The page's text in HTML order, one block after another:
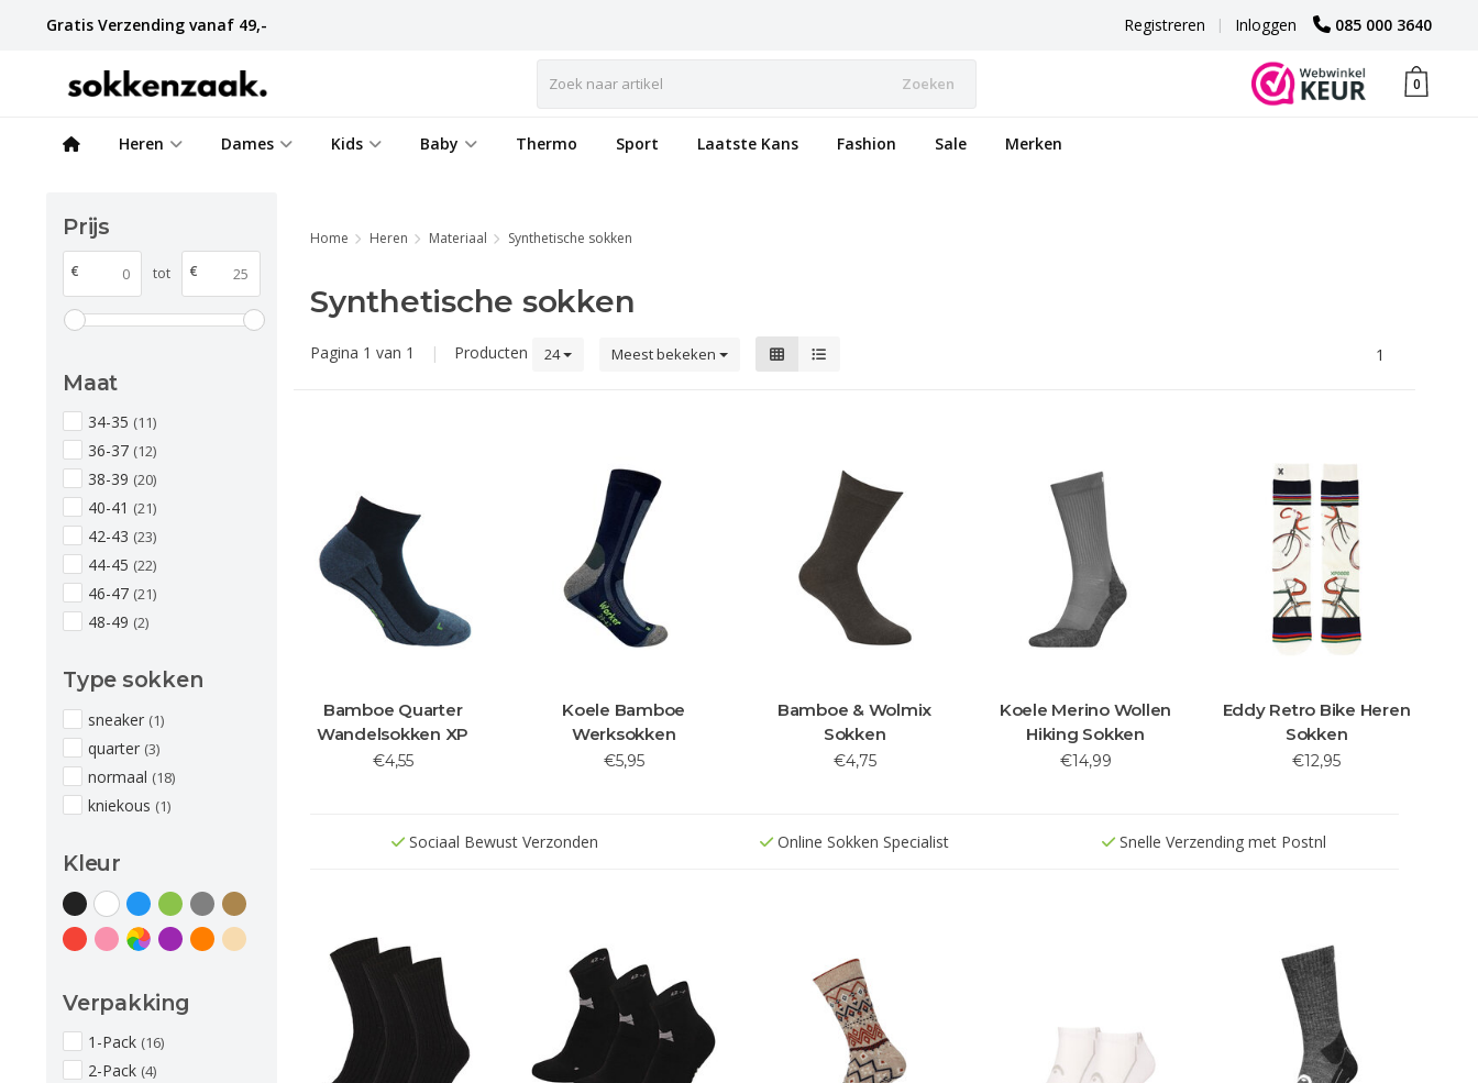
Gratis Verzending vanaf 49,- 085 000 3640
Inloggen
|
Registreren
Zoeken 0
Heren Dames Kids Baby Thermo Sport Laatste Kans Fashion Sale Merken
Prijs
€ tot €
Maat
34-35 (11)
36-37 (12)
38-39 (20)
40-41 (21)
42-43 (23)
44-45 (22)
46-47 (21)
48-49 (2)
Type sokken
sneaker (1)
quarter (3)
normaal (18)
kniekous (1)
Kleur
Verpakking
1-Pack (16)
2-Pack (4)
Home Heren Materiaal Synthetische sokken
Synthetische sokken
Pagina 1 van 1 | Producten 24 Meest bekeken 1
Bamboe Quarter
Wandelsokken XP
€4,55
Koele Bamboe
Werksokken
€5,95
Bamboe & Wolmix
Sokken
€4,75
Koele Merino Wollen
Hiking Sokken
€14,99
Eddy Retro Bike Heren
Sokken
€12,95
Sociaal Bewust Verzonden Online Sokken Specialist Snelle Verzending met Postnl